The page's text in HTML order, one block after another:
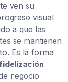
ven su
visual
a que las
se mantienen
Es la forma
negocio